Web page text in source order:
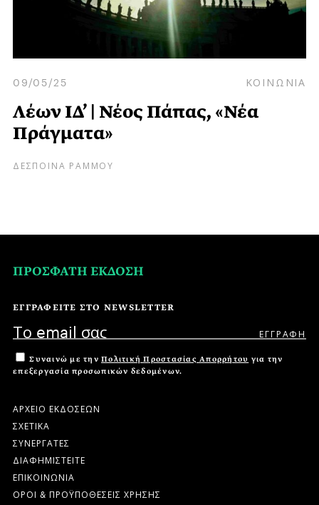
09/05/25 ΚΟΙΝΩΝΙΑ
Λέων ΙΔ’ | Νέος Πάπας, «Νέα
Πράγματα»
ΔΕΣΠΟΙΝΑ ΡΑΜΜΟΥ
ΠΡΟΣΦΑΤΗ ΕΚΔΟΣΗ
ΕΓΓΡΑΦΕΙΤΕ ΣΤΟ NEWSLETTER
Συναινώ με την Πολιτική Προστασίας Απορρήτου για την
επεξεργασία προσωπικών δεδομένων.
ΑΡΧΕΙΟ ΕΚΔΟΣΕΩΝ
ΣΧΕΤΙΚΑ
ΣΥΝΕΡΓΑΤΕΣ
ΔΙΑΦΗΜΙΣΤΕΙΤΕ
ΕΠΙΚΟΙΝΩΝΙΑ
ΟΡΟΙ & ΠΡΟΫΠΟΘΕΣΕΙΣ ΧΡΗΣΗΣ